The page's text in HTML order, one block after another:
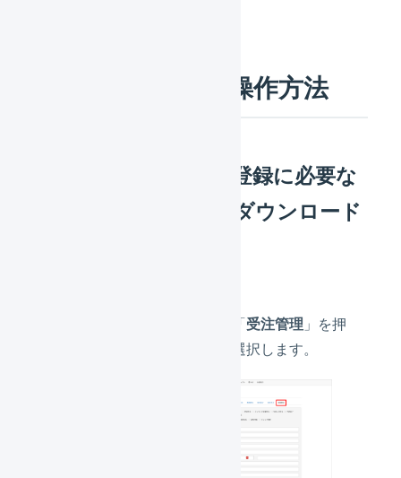
LINEギフトでの操作方法
CSVフォーマットの登録に必要な
ベースのファイルをダウンロード
上部のメニューから「受注管理 」を押
」を選択します。